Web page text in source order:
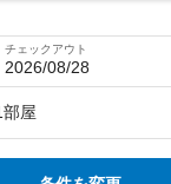
チェックアウト
2026/08/28
屋